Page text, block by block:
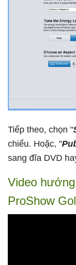
Tiếp theo, chọn "
chiếu. Hoặc, "
sang đĩa DVD
Video
ProShow